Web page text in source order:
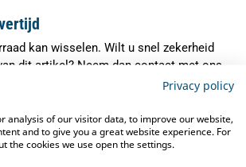
kan wisselen. Wilt u snel zekerheid
dit artikel? Neem dan contact met ons
controleren direct de actuele
levertijd, zodat u precies weet waar
voorraad binnen1-3 werkdagen
Privacy policy
analysis of our visitor data, to improve our website,
and to give you a great website experience. For
the cookies we use open the settings.